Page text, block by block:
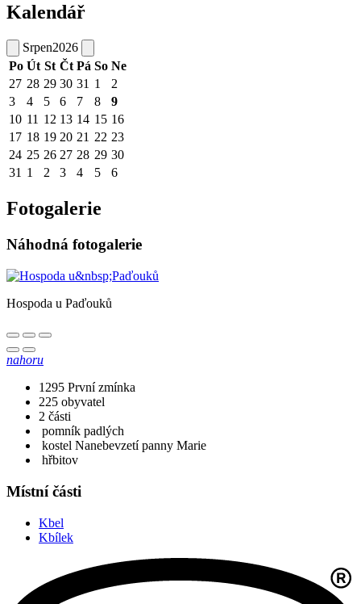
Kalendář
Srpen2026
Po Út St Čt Pá So Ne
27 28 29 30 31 1
2
3
4 5 6 7 8
9
10 11 12 13 14 15 16
17 18 19 20 21 22 23
24 25 26 27 28 29 30
31 1 2 3 4 5 6
Fotogalerie
Náhodná fotogalerie
Hospoda u Paďouků
nahoru
1295 První zmínka
225 obyvatel
2 části
pomník padlých
kostel Nanebevzetí panny Marie
hřbitov
Místní části
Kbel
Kbílek